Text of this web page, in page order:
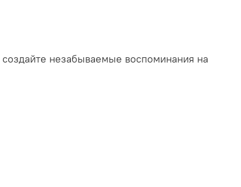
незабываемые воспоминания на